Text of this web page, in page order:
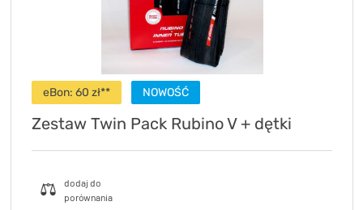
eBon: 60 zł** NOWOŚĆ
Zestaw Twin Pack Rubino V + dętki